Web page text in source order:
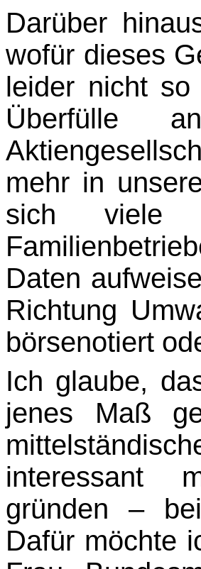
Darüber
wofür dieses
leider nicht
Überfülle
mehr in
sich viele
Daten
Richtung
börsenotiert
Ich glaube,
jenes Maß
interessant
gründen –
Dafür möchte